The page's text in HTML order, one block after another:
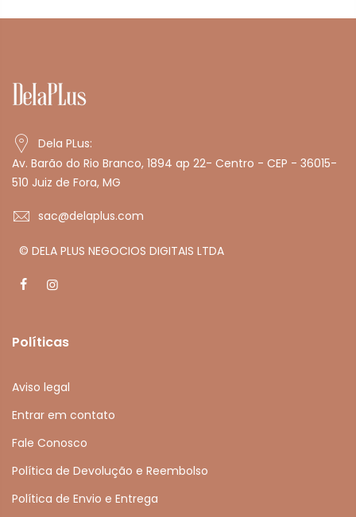
Dela PLus:
Av. Barão do Rio Branco, 1894 ap 22- Centro - CEP - 36015-
510 Juiz de Fora, MG
sac@delaplus.com
© DELA PLUS NEGOCIOS DIGITAIS LTDA
Políticas
Aviso legal
Entrar em contato
Fale Conosco
Política de Devolução e Reembolso
Política de Envio e Entrega